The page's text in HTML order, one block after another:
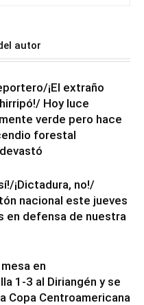
autor
¡El extraño
Hoy luce
verde pero hace
forestal
¡Dictadura, no!/
nacional este jueves
en defensa de nuestra
en
1-3 al Diriangén y se
Copa Centroamericana